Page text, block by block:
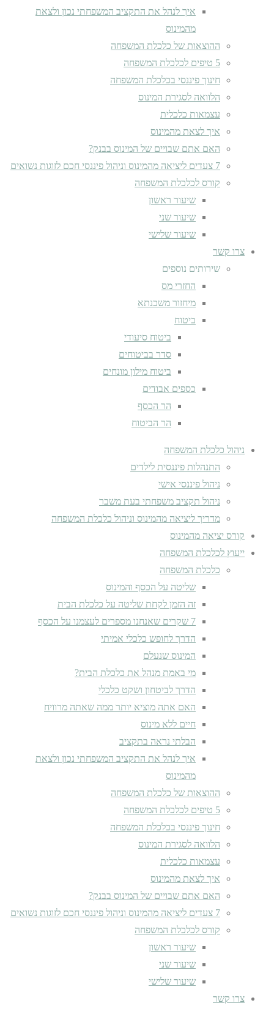
איך לנהל את התקציב המשפחתי נכון ולצאת
מהמינוס
ההוצאות של כלכלת המשפחה
5 טיפים לכלכלת המשפחה
חינוך פיננסי בכלכלת המשפחה
הלוואה לסגירת המינוס
עצמאות כלכלית
איך לצאת מהמינוס
האם אתם שבויים של המינוס בבנק?
7 צעדים ליציאה מהמינוס וניהול פיננסי חכם לזוגות נשואים
קורס לכלכלת המשפחה
שיעור ראשון
שיעור שני
שיעור שלישי
צרו קשר
שירותים נוספים
החזרי מס
מיחזור משכנתא
ביטוח
ביטוח סיעודי
סדר בביטוחים
ביטוח מילון מונחים
כספים אבודים
הר הכסף
הר הביטוח
ניהול כלכלת המשפחה
התנהלות פיננסית לילדים
ניהול פיננסי אישי
ניהול תקציב משפחתי בעת משבר
מדריך ליציאה מהמינוס וניהול כלכלת המשפחה
קורס יציאה מהמינוס
ייעוץ לכלכלת המשפחה
כלכלת המשפחה
שליטה על הכסף והמינוס
זה הזמן לקחת שליטה על כלכלת הבית
7 שקרים שאנחנו מספרים לעצמנו על הכסף
הדרך לחופש כלכלי אמיתי
המינוס שנעלם
מי באמת מנהל את כלכלת הבית?
הדרך לביטחון ושקט כלכלי
האם אתה מוציא יותר ממה שאתה מרוויח
חיים ללא מינוס
הבלתי נראה בתקציב
איך לנהל את התקציב המשפחתי נכון ולצאת
מהמינוס
ההוצאות של כלכלת המשפחה
5 טיפים לכלכלת המשפחה
חינוך פיננסי בכלכלת המשפחה
הלוואה לסגירת המינוס
עצמאות כלכלית
איך לצאת מהמינוס
האם אתם שבויים של המינוס בבנק?
7 צעדים ליציאה מהמינוס וניהול פיננסי חכם לזוגות נשואים
קורס לכלכלת המשפחה
שיעור ראשון
שיעור שני
שיעור שלישי
צרו קשר